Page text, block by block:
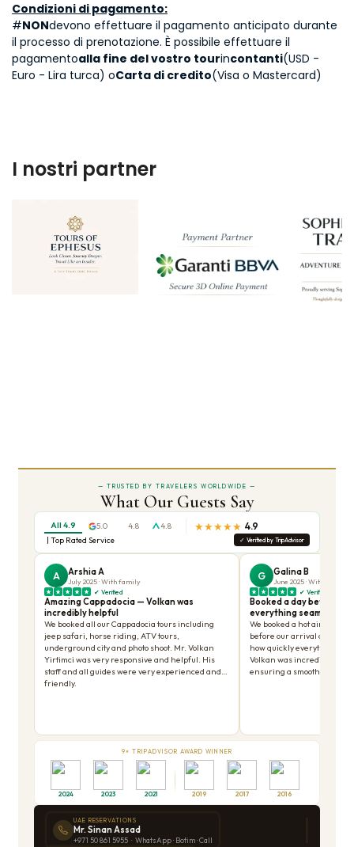
Best tour and tour guide!
Private Tour of Ephesus
A Wonderful Tour!!
Private Ephesus/Sirince Tour with
Sibel
Exceptional Tour of Ephesus and
We so enjoyed our tour!
Kusadasi port to Ephesus tour
Highly recommend this tour!!!
An unforgettable day in Ephesus
Condizioni di pagamento:
#NONdevono effettuare il pagamento anticipato durante
il processo di prenotazione. È possibile effettuare il
pagamentoalla fine del vostro tourincontanti(USD -
Euro - Lira turca) oCarta di credito(Visa o Mastercard)
I nostri partner